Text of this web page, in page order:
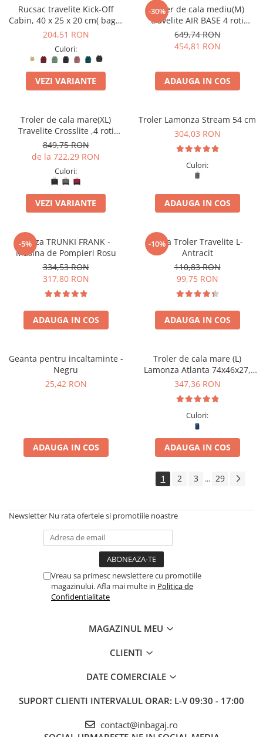
Rucsac travelite Kick-Off
Cabin, 40 x 25 x 20 cm( bagaj
permis gratuit la companii
204,51 RON
Culori:
VEZI VARIANTE
-30%
Troler de cala mediu(M)
travelite AIR BASE 4 roti
spinner 67 x 45 x 27 cm -
RESIGILAT
649,74 RON
454,81 RON
ADAUGA IN COS
Troler de cala mare(XL)
Travelite Crosslite ,4 roti
duble, 81 x 52 x 32/36 cm
,expandabil
849,75 RON
de la 722,29 RON
Culori:
VEZI VARIANTE
Troler Lamonza Stream 54 cm
304,03 RON
Culori:
ADAUGA IN COS
-5%
Valiza TRUNKI FRANK -
Masina de Pompieri Rosu
334,53 RON
317,80 RON
ADAUGA IN COS
-10%
Husa Troler Travelite L-
Antracit
110,83 RON
99,75 RON
ADAUGA IN COS
Geanta pentru incaltaminte -
Negru
25,42 RON
ADAUGA IN COS
Troler de cala mare (L)
Lamonza Atlanta 74x46x27,
expandabil 30%
347,36 RON
Culori:
ADAUGA IN COS
1 2 3 ... 29
Newsletter Nu rata ofertele si promotiile noastre
Vreau sa primesc newslettere cu promotiile
magazinului. Afla mai multe in Politica de
Confidentialitate
MAGAZINUL MEU
CLIENTI
DATE COMERCIALE
SUPORT CLIENTI INTERVALUL ORAR: L-V 09:30 - 17:00
contact@inbagaj.ro